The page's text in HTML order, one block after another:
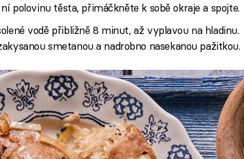
polovinu těsta, přimáčkněte k sobě okraje a spojte.
vodě přibližně 8 minut, až vyplavou na hladinu.
smetanou a nadrobno nasekanou pažitkou.